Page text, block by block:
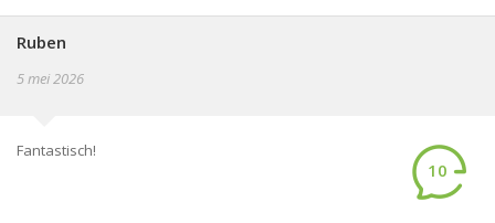
Ruben
5 mei 2026
Fantastisch!
10